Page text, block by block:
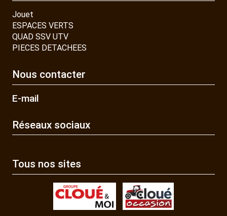
Jouet
ESPACES VERTS
QUAD SSV UTV
PIECES DETACHEES
Nous contacter
E-mail
Réseaux sociaux
Tous nos sites